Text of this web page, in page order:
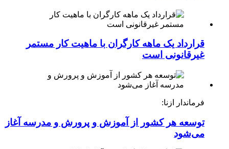
قرارداد یک ماهه کارگران با ماهیت کار مستمر
غیرقانونی است
فرماندار ازنا:
توسعه هر کشور از آموزش و پرورش و مدرسه آغاز
می‌شود